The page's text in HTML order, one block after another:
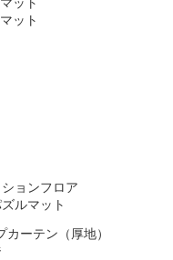
ット
ット
ョンフロア
ルマット
カーテン（厚地）